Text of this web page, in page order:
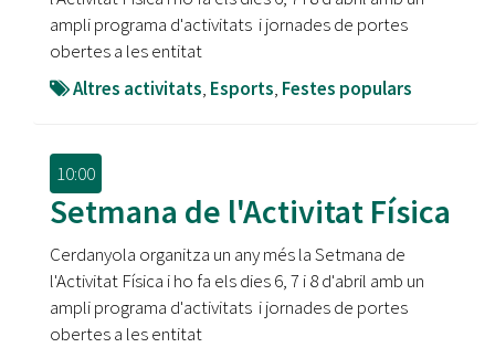
ampli programa d'activitats i jornades de portes
obertes a les entitat
Altres activitats, Esports, Festes populars
10:00
Setmana de l'Activitat Física
Cerdanyola organitza un any més la Setmana de
l'Activitat Física i ho fa els dies 6, 7 i 8 d'abril amb un
ampli programa d'activitats i jornades de portes
obertes a les entitat